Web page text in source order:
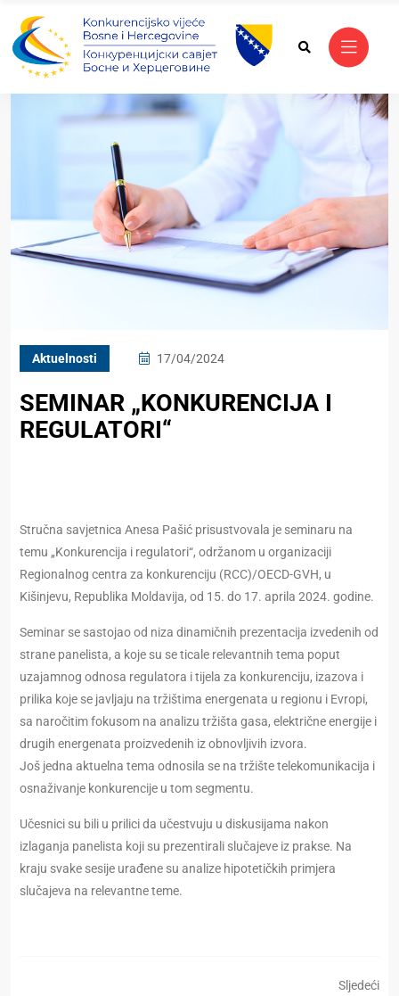
Aktuelnosti 17/04/2024
SEMINAR „KONKURENCIJA I
REGULATORI“
Stručna savjetnica Anesa Pašić prisustvovala je seminaru na
temu „Konkurencija i regulatori“, održanom u organizaciji
Regionalnog centra za konkurenciju (RCC)/OECD-GVH, u
Kišinjevu, Republika Moldavija, od 15. do 17. aprila 2024. godine.
Seminar se sastojao od niza dinamičnih prezentacija izvedenih od
strane panelista, a koje su se ticale relevantnih tema poput
uzajamnog odnosa regulatora i tijela za konkurenciju, izazova i
prilika koje se javljaju na tržištima energenata u regionu i Evropi,
sa naročitim fokusom na analizu tržišta gasa, električne energije i
drugih energenata proizvedenih iz obnovljivih izvora.
Još jedna aktuelna tema odnosila se na tržište telekomunikacija i
osnaživanje konkurencije u tom segmentu.
Učesnici su bili u prilici da učestvuju u diskusijama nakon
izlaganja panelista koji su prezentirali slučajeve iz prakse. Na
kraju svake sesije urađene su analize hipotetičkih primjera
slučajeva na relevantne teme.
Sljedeći